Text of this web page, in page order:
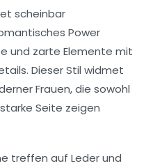
scheinbar
Power
und zarte Elemente mit
Dieser Stil widmet
Frauen, die sowohl
Seite zeigen
treffen auf Leder und